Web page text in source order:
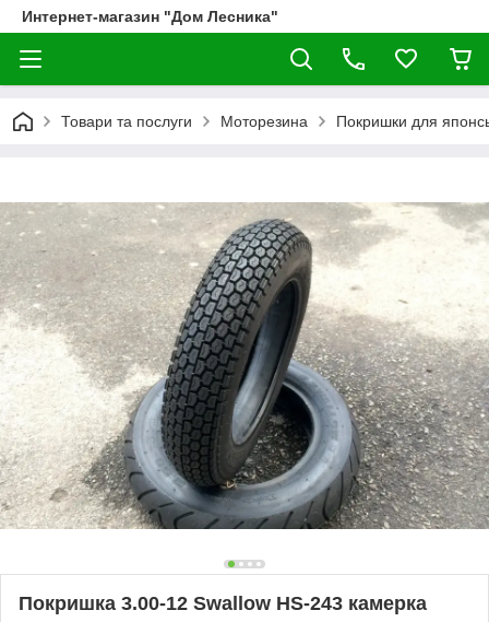
Интернет-магазин "Дом Лесника"
Товари та послуги Моторезина Покришки для
Покришка 3.00-12 Swallow HS-243 камерка